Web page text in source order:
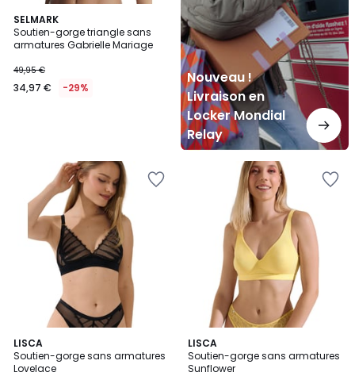
SELMARK
Soutien-gorge triangle sans
armatures Gabrielle Mariage
49,95 €
34,97 € -29%
Nouveau !
Livraison en
Locker Mondial
Relay
LISCA
Soutien-gorge sans armatures
Lovelace
2
Couleurs
LISCA
Soutien-gorge sans armatures
Sunflower